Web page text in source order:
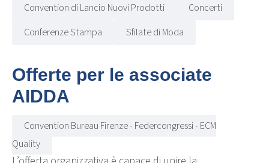
Convention di Lancio Nuovi Prodotti
Concerti
Conferenze Stampa
Sfilate di Moda
Offerte per le associate
AIDDA
Convention Bureau Firenze - Federcongressi - ECM
Quality